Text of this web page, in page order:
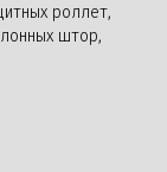
роллет,
штор,